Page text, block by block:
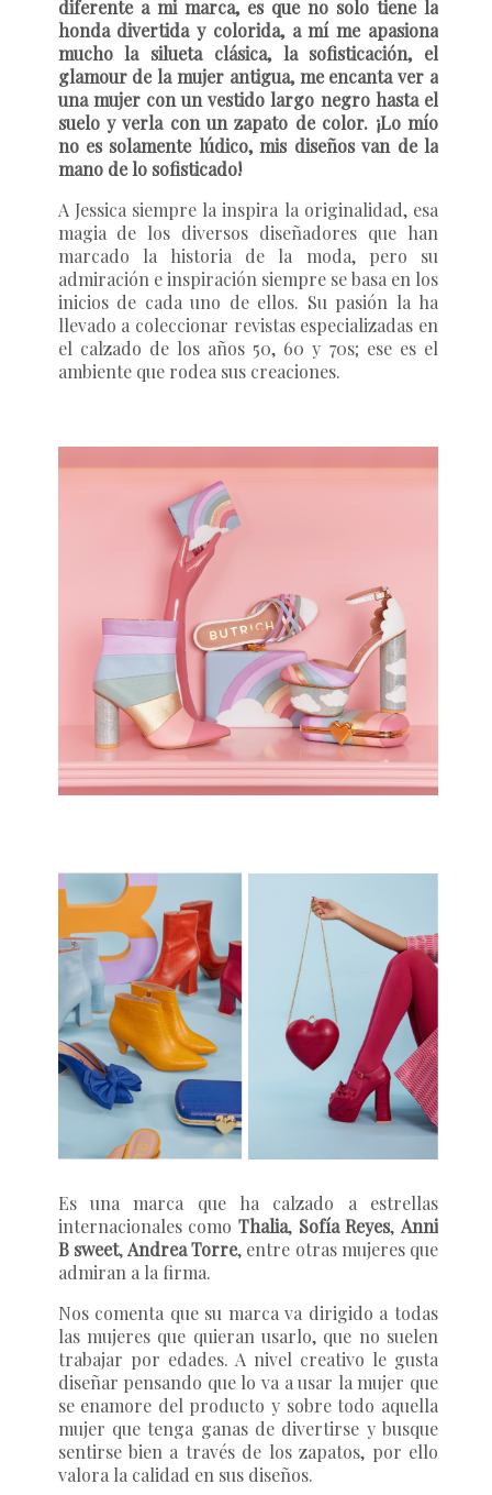
diferente a mi marca, es que no solo tiene la
honda divertida y colorida, a mí me apasiona
mucho la silueta clásica, la sofisticación, el
glamour de la mujer antigua, me encanta ver a
una mujer con un vestido largo negro hasta el
suelo y verla con un zapato de color. ¡Lo mío
no es solamente lúdico, mis diseños van de la
mano de lo sofisticado!
A Jessica siempre la inspira la originalidad, esa
magia de los diversos diseñadores que han
marcado la historia de la moda, pero su
admiración e inspiración siempre se basa en los
inicios de cada uno de ellos. Su pasión la ha
llevado a coleccionar revistas especializadas en
el calzado de los años 50, 60 y 70s; ese es el
ambiente que rodea sus creaciones.
Es una marca que ha calzado a estrellas
internacionales como Thalia, Sofía Reyes,Anni
B sweet,Andrea Torre, entre otras mujeres que
admiran a la firma.
Nos comenta que su marca va dirigido a todas
las mujeres que quieran usarlo, que no suelen
trabajar por edades. A nivel creativo le gusta
diseñar pensando que lo va a usar la mujer que
se enamore del producto y sobre todo aquella
mujer que tenga ganas de divertirse y busque
sentirse bien a través de los zapatos, por ello
valora la calidad en sus diseños.